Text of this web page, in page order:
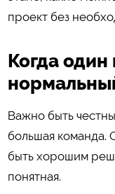
проект без
Когда
Важно быть
большая команда.
быть хорошим
понятная.